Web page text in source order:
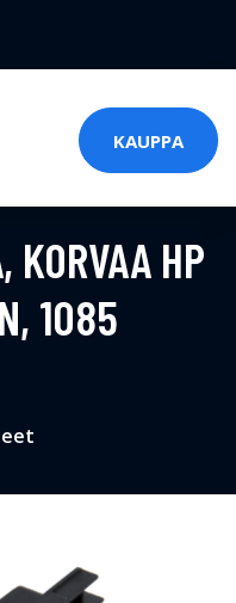
KAUPPA
KORVAA HP
1085